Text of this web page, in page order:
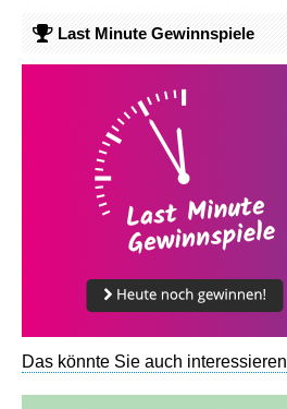
Last Minute Gewinnspiele
Das könnte Sie auch interessieren